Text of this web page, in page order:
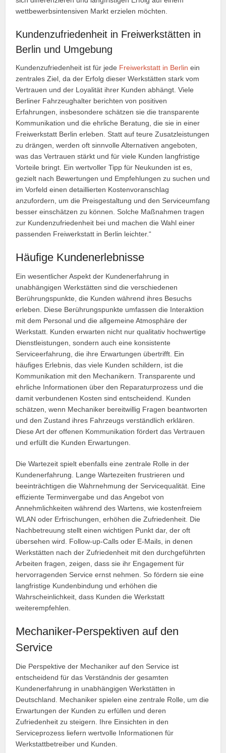
wettbewerbsintensiven Markt erzielen möchten.
Kundenzufriedenheit in Freiwerkstätten in
Berlin und Umgebung
Kundenzufriedenheit ist für jede Freiwerkstatt in Berlin ein
zentrales Ziel, da der Erfolg dieser Werkstätten stark vom
Vertrauen und der Loyalität ihrer Kunden abhängt. Viele
Berliner Fahrzeughalter berichten von positiven
Erfahrungen, insbesondere schätzen sie die transparente
Kommunikation und die ehrliche Beratung, die sie in einer
Freiwerkstatt Berlin erleben. Statt auf teure Zusatzleistungen
zu drängen, werden oft sinnvolle Alternativen angeboten,
was das Vertrauen stärkt und für viele Kunden langfristige
Vorteile bringt. Ein wertvoller Tipp für Neukunden ist es,
gezielt nach Bewertungen und Empfehlungen zu suchen und
im Vorfeld einen detaillierten Kostenvoranschlag
anzufordern, um die Preisgestaltung und den Serviceumfang
besser einschätzen zu können. Solche Maßnahmen tragen
zur Kundenzufriedenheit bei und machen die Wahl einer
passenden Freiwerkstatt in Berlin leichter.“
Häufige Kundenerlebnisse
Ein wesentlicher Aspekt der Kundenerfahrung in
unabhängigen Werkstätten sind die verschiedenen
Berührungspunkte, die Kunden während ihres Besuchs
erleben. Diese Berührungspunkte umfassen die Interaktion
mit dem Personal und die allgemeine Atmosphäre der
Werkstatt. Kunden erwarten nicht nur qualitativ hochwertige
Dienstleistungen, sondern auch eine konsistente
Serviceerfahrung, die ihre Erwartungen übertrifft. Ein
häufiges Erlebnis, das viele Kunden schildern, ist die
Kommunikation mit den Mechanikern. Transparente und
ehrliche Informationen über den Reparaturprozess und die
damit verbundenen Kosten sind entscheidend. Kunden
schätzen, wenn Mechaniker bereitwillig Fragen beantworten
und den Zustand ihres Fahrzeugs verständlich erklären.
Diese Art der offenen Kommunikation fördert das Vertrauen
und erfüllt die Kunden Erwartungen.
Die Wartezeit spielt ebenfalls eine zentrale Rolle in der
Kundenerfahrung. Lange Wartezeiten frustrieren und
beeinträchtigen die Wahrnehmung der Servicequalität. Eine
effiziente Terminvergabe und das Angebot von
Annehmlichkeiten während des Wartens, wie kostenfreiem
WLAN oder Erfrischungen, erhöhen die Zufriedenheit. Die
Nachbetreuung stellt einen wichtigen Punkt dar, der oft
übersehen wird. Follow-up-Calls oder E-Mails, in denen
Werkstätten nach der Zufriedenheit mit den durchgeführten
Arbeiten fragen, zeigen, dass sie ihr Engagement für
hervorragenden Service ernst nehmen. So fördern sie eine
langfristige Kundenbindung und erhöhen die
Wahrscheinlichkeit, dass Kunden die Werkstatt
weiterempfehlen.
Mechaniker-Perspektiven auf den
Service
Die Perspektive der Mechaniker auf den Service ist
entscheidend für das Verständnis der gesamten
Kundenerfahrung in unabhängigen Werkstätten in
Deutschland. Mechaniker spielen eine zentrale Rolle, um die
Erwartungen der Kunden zu erfüllen und deren
Zufriedenheit zu steigern. Ihre Einsichten in den
Serviceprozess liefern wertvolle Informationen für
Werkstattbetreiber und Kunden.